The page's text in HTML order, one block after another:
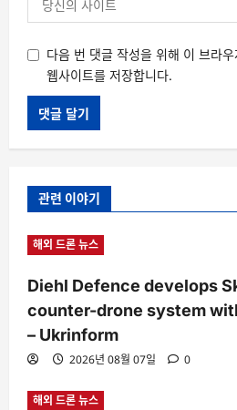
다음 번 댓글 작성을 위해 이 브라
웹사이트를 저장합니다.
관련 이야기
해외 드론 뉴스
Diehl Defence develops
counter-drone system
– Ukrinform
2026년 08월 07일 0
해외 드론 뉴스